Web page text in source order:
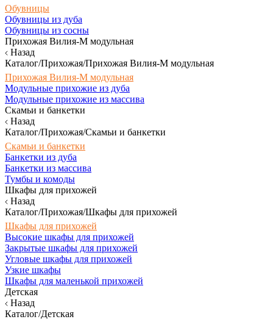
Обувницы
Обувницы из дуба
Обувницы из сосны
Прихожая Вилия-М модульная
Назад
Каталог/Прихожая/Прихожая Вилия-М модульная
Прихожая Вилия-М модульная
Модульные прихожие из дуба
Модульные прихожие из массива
Скамьи и банкетки
Назад
Каталог/Прихожая/Скамьи и банкетки
Скамьи и банкетки
Банкетки из дуба
Банкетки из массива
Тумбы и комоды
Шкафы для прихожей
Назад
Каталог/Прихожая/Шкафы для прихожей
Шкафы для прихожей
Высокие шкафы для прихожей
Закрытые шкафы для прихожей
Угловые шкафы для прихожей
Узкие шкафы
Шкафы для маленькой прихожей
Детская
Назад
Каталог/Детская